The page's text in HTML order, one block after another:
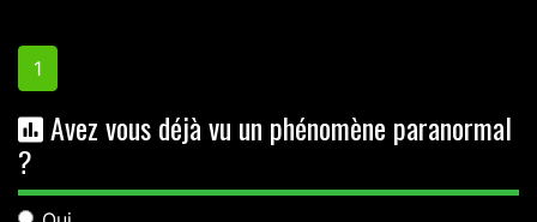
1
Avez vous déjà vu un phénomène paranormal
?